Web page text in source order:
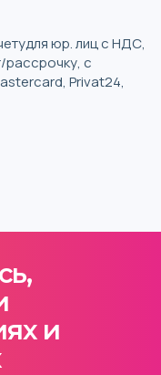
юр. лиц с НДС,
рассрочку, с
Privat24,
и